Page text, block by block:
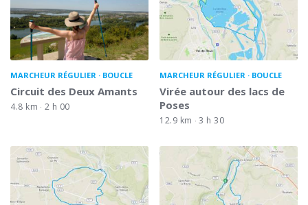
MARCHEUR RÉGULIER BOUCLE
Circuit des Deux Amants
4.8 km 2 h 00
MARCHEUR RÉGULIER BOUCLE
Virée autour des lacs de
Poses
12.9 km 3 h 30